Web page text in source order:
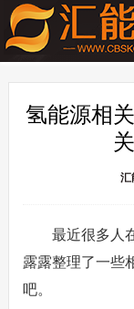
氢能源相
汇
最近很多人
露露整理了一些
吧。